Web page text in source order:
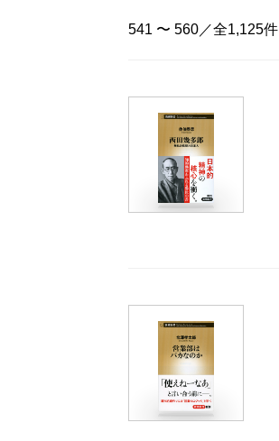
541 〜 560／全1,125件